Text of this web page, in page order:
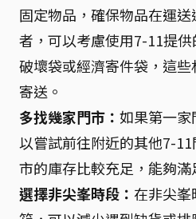
固定物品，確保物品在運
者，可以考慮使用7-11提
破壞袋或經濟寄件袋，這
寄送。
多找幾家門市： 如果第一
以嘗試前往附近的其他7-
市的庫存比較充足，能夠滿
選擇非尖峯時段： 在非尖